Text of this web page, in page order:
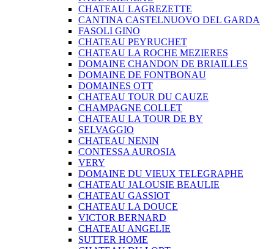
CHATEAU LAGREZETTE
CANTINA CASTELNUOVO DEL GARDA
FASOLI GINO
CHATEAU PEYRUCHET
CHATEAU LA ROCHE MEZIERES
DOMAINE CHANDON DE BRIAILLES
DOMAINE DE FONTBONAU
DOMAINES OTT
CHATEAU TOUR DU CAUZE
CHAMPAGNE COLLET
CHATEAU LA TOUR DE BY
SELVAGGIO
CHATEAU NENIN
CONTESSA AUROSIA
VERY
DOMAINE DU VIEUX TELEGRAPHE
CHATEAU JALOUSIE BEAULIE
CHATEAU GASSIOT
CHATEAU LA DOUCE
VICTOR BERNARD
CHATEAU ANGELIE
SUTTER HOME